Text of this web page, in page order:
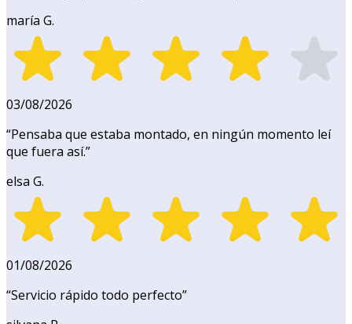
maría G.
03/08/2026
“Pensaba que estaba montado, en ningún momento leí
que fuera así.”
elsa G.
01/08/2026
“Servicio rápido todo perfecto”